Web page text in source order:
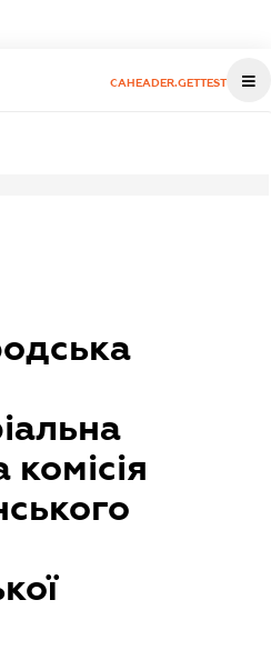
CAHEADER.GETTEST